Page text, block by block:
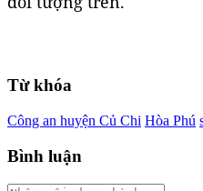
Từ khóa
Công an huyện Củ Chi Hòa Phú
Bình luận